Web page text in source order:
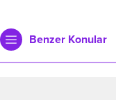
Benzer Konular